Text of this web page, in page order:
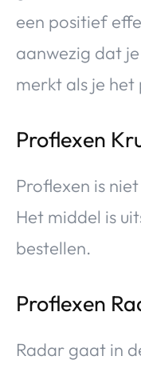
een positief
aanwezig dat
merkt als je
Proflexen
Proflexen is
Het middel is
bestellen.
Proflexen
Radar gaat in